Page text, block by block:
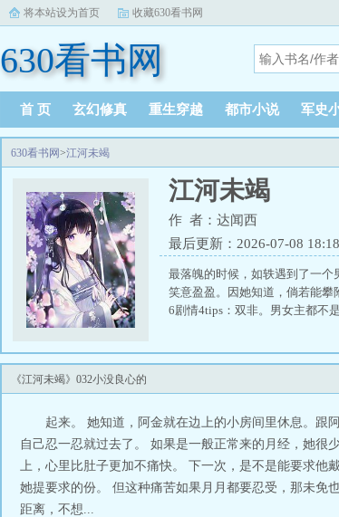
将本站设为首页 收藏630看书网
630看书网
首 页 玄幻修真 重生穿越 都市小说 军史
630看书网>江河未竭
江河未竭
作 者：达闻西
最后更新：2026-07-08
最落魄的时候，如轶遇到了一
笑意盈盈。因她知道，倘若能攀
6剧情4tips：双非。男女主都不
《江河未竭》032小没良心的
起来。 她知道，阿金就在边上的小房间里休息。跟
自己忍一忍就过去了。 如果是一般正常来的月经，她很
上，心里比肚子更加不痛快。 下一次，是不是能要求他
她提要求的份。 但这种痛苦如果月月都要忍受，那未免
距离，不想...